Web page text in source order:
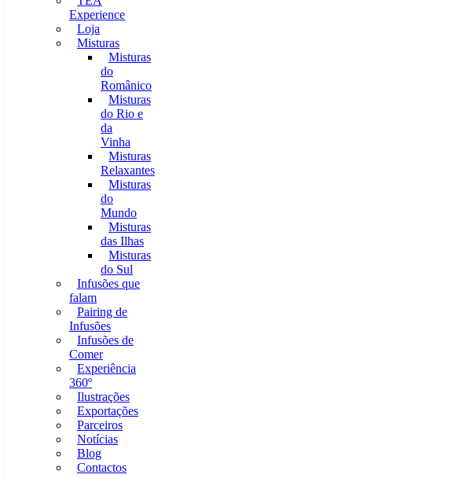
Experience
Loja
Misturas
Misturas
do
Românico
Misturas
do Rio e
da
Vinha
Misturas
Relaxantes
Misturas
do
Mundo
Misturas
das Ilhas
Misturas
do Sul
Infusões que
falam
Pairing de
Infusões
Infusões de
Comer
Experiência
360º
Ilustrações
Exportações
Parceiros
Notícias
Blog
Contactos